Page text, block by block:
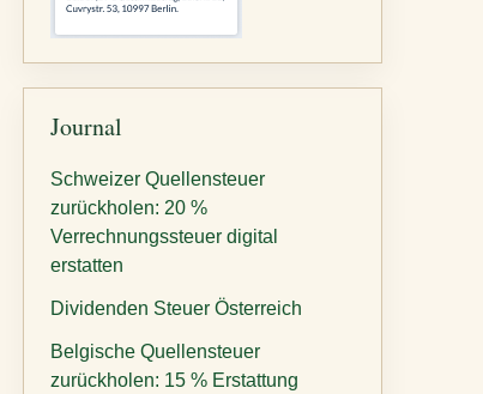
Journal
Schweizer Quellensteuer
zurückholen: 20 %
Verrechnungssteuer digital
erstatten
Dividenden Steuer Österreich
Belgische Quellensteuer
zurückholen: 15 % Erstattung